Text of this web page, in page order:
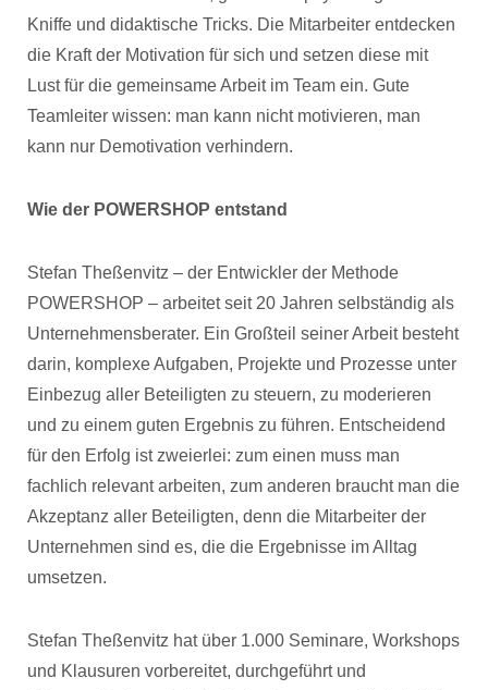
Kniffe und didaktische Tricks. Die Mitarbeiter entdecken
die Kraft der Motivation für sich und setzen diese mit
Lust für die gemeinsame Arbeit im Team ein. Gute
Teamleiter wissen: man kann nicht motivieren, man
kann nur Demotivation verhindern.
Wie der POWERSHOP entstand
Stefan Theßenvitz – der Entwickler der Methode
POWERSHOP – arbeitet seit 20 Jahren selbständig als
Unternehmensberater. Ein Großteil seiner Arbeit besteht
darin, komplexe Aufgaben, Projekte und Prozesse unter
Einbezug aller Beteiligten zu steuern, zu moderieren
und zu einem guten Ergebnis zu führen. Entscheidend
für den Erfolg ist zweierlei: zum einen muss man
fachlich relevant arbeiten, zum anderen braucht man die
Akzeptanz aller Beteiligten, denn die Mitarbeiter der
Unternehmen sind es, die die Ergebnisse im Alltag
umsetzen.
Stefan Theßenvitz hat über 1.000 Seminare, Workshops
und Klausuren vorbereitet, durchgeführt und